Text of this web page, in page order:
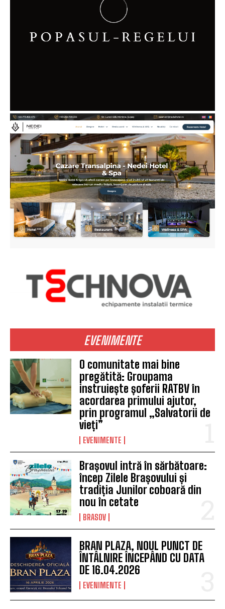
EVENIMENTE
O comunitate mai bine
pregătită: Groupama
instruiește șoferii RATBV în
acordarea primului ajutor,
prin programul „Salvatorii de
vieți”
EVENIMENTE
Brașovul intră în sărbătoare:
încep Zilele Brașovului și
tradiția Junilor coboară din
nou în cetate
BRASOV
BRAN PLAZA, NOUL PUNCT DE
ÎNTÂLNIRE ÎNCEPÂND CU DATA
DE 16.04.2026
EVENIMENTE